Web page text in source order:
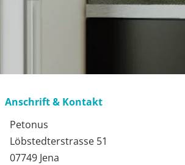
Anschrift & Kontakt
Petonus
Löbstedterstrasse 51
07749 Jena